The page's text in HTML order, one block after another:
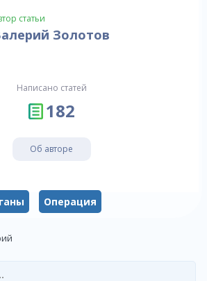
статьи
Золотов
Написано статей
182
Об авторе
Операция